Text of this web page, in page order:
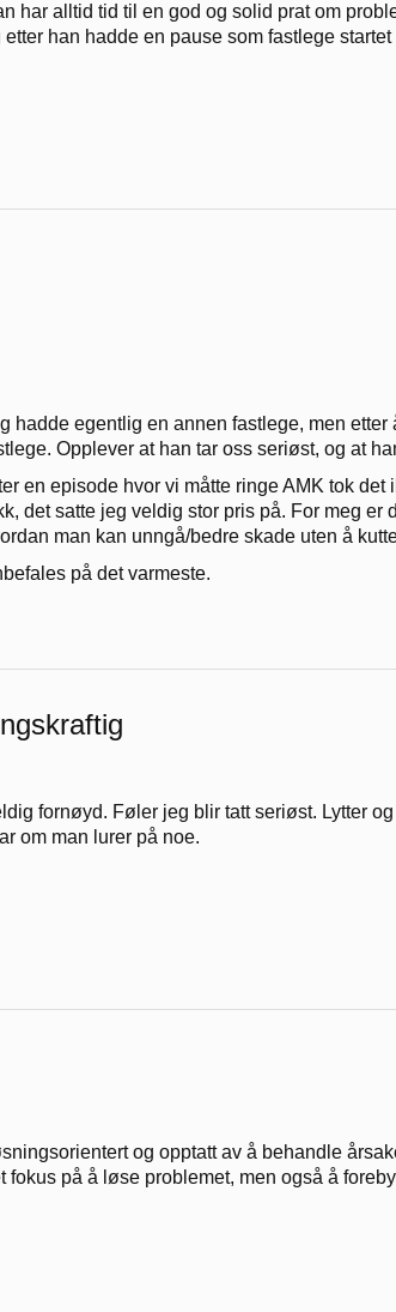
har alltid tid til en god og solid prat om
etter han hadde en pause som fastlege
hadde egentlig en annen fastlege, men
Opplever at han tar oss seriøst, og at
en episode hvor vi måtte ringe AMK tok
det satte jeg veldig stor pris på. For meg er
man kan unngå/bedre skade uten å
på det varmeste.
fornøyd. Føler jeg blir tatt seriøst. Lytter
om man lurer på noe.
og opptatt av å behandle
fokus på å løse problemet, men også å